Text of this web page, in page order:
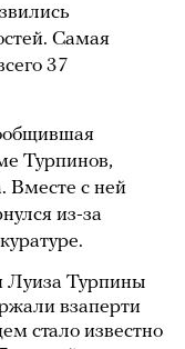
Самая
37
Турпинов,
Вместе с ней
из-за
Турпины
взаперти
стало известно